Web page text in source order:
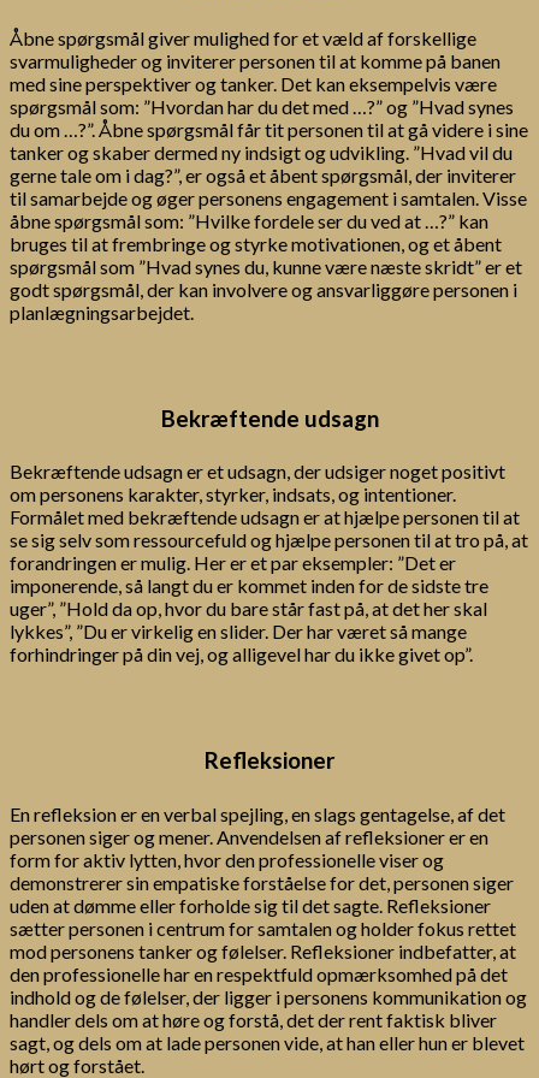
Åbne spørgsmål giver mulighed for et væld af forskellige
svarmuligheder og inviterer personen til at komme på banen
med sine perspektiver og tanker. Det kan eksempelvis være
spørgsmål som: ”Hvordan har du det med …?” og ”Hvad synes
du om …?”. Åbne spørgsmål får tit personen til at gå videre i sine
tanker og skaber dermed ny indsigt og udvikling. ”Hvad vil du
gerne tale om i dag?”, er også et åbent spørgsmål, der inviterer
til samarbejde og øger personens engagement i samtalen. Visse
åbne spørgsmål som: ”Hvilke fordele ser du ved at …?” kan
bruges til at frembringe og styrke motivationen, og et åbent
spørgsmål som ”Hvad synes du, kunne være næste skridt” er et
godt spørgsmål, der kan involvere og ansvarliggøre personen i
planlægningsarbejdet.
Bekræftende udsagn
Bekræftende udsagn er et udsagn, der udsiger noget positivt
om personens karakter, styrker, indsats, og intentioner.
Formålet med bekræftende udsagn er at hjælpe personen til at
se sig selv som ressourcefuld og hjælpe personen til at tro på, at
forandringen er mulig. Her er et par eksempler: ”Det er
imponerende, så langt du er kommet inden for de sidste tre
uger”, ”Hold da op, hvor du bare står fast på, at det her skal
lykkes”, ”Du er virkelig en slider. Der har været så mange
forhindringer på din vej, og alligevel har du ikke givet op”.
Refleksioner
En refleksion er en verbal spejling, en slags gentagelse, af det
personen siger og mener. Anvendelsen af refleksioner er en
form for aktiv lytten, hvor den professionelle viser og
demonstrerer sin empatiske forståelse for det, personen siger
uden at dømme eller forholde sig til det sagte. Refleksioner
sætter personen i centrum for samtalen og holder fokus rettet
mod personens tanker og følelser. Refleksioner indbefatter, at
den professionelle har en respektfuld opmærksomhed på det
indhold og de følelser, der ligger i personens kommunikation og
handler dels om at høre og forstå, det der rent faktisk bliver
sagt, og dels om at lade personen vide, at han eller hun er blevet
hørt og forstået.